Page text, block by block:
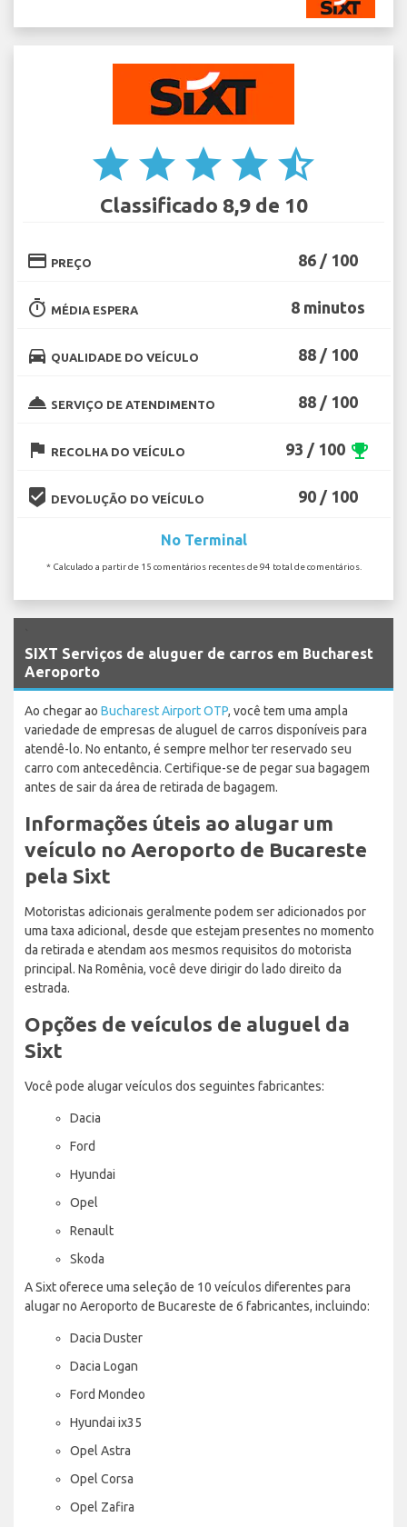
star star star star star_half
Classificado 8,9 de 10
credit_card PREÇO 86 / 100
timer MÉDIA ESPERA 8 minutos
directions_car QUALIDADE DO VEÍCULO 88 / 100
room_service SERVIÇO DE ATENDIMENTO 88 / 100
flag RECOLHA DO VEÍCULO 93 / 100 emoji_events
beenhere DEVOLUÇÃO DO VEÍCULO 90 / 100
No Terminal
* Calculado a partir de 15 comentários recentes de 94 total de comentários.
SIXT Serviços de aluguer de carros em Bucharest
Aeroporto
Ao chegar ao Bucharest Airport OTP, você tem uma ampla
variedade de empresas de aluguel de carros disponíveis para
atendê-lo. No entanto, é sempre melhor ter reservado seu
carro com antecedência. Certifique-se de pegar sua bagagem
antes de sair da área de retirada de bagagem.
Informações úteis ao alugar um
veículo no Aeroporto de Bucareste
pela Sixt
Motoristas adicionais geralmente podem ser adicionados por
uma taxa adicional, desde que estejam presentes no momento
da retirada e atendam aos mesmos requisitos do motorista
principal. Na Romênia, você deve dirigir do lado direito da
estrada.
Opções de veículos de aluguel da
Sixt
Você pode alugar veículos dos seguintes fabricantes:
Dacia
Ford
Hyundai
Opel
Renault
Skoda
A Sixt oferece uma seleção de 10 veículos diferentes para
alugar no Aeroporto de Bucareste de 6 fabricantes, incluindo:
Dacia Duster
Dacia Logan
Ford Mondeo
Hyundai ix35
Opel Astra
Opel Corsa
Opel Zafira